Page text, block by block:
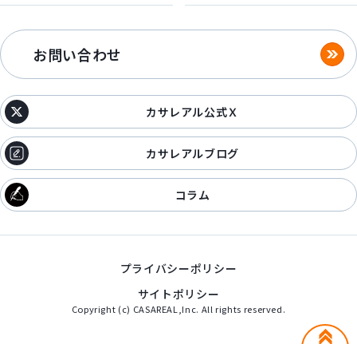
お問い合わせ
カサレアル公式Ｘ
カサレアルブログ
コラム
プライバシーポリシー
サイトポリシー
Copyright (c) CASAREAL,Inc. All rights reserved.